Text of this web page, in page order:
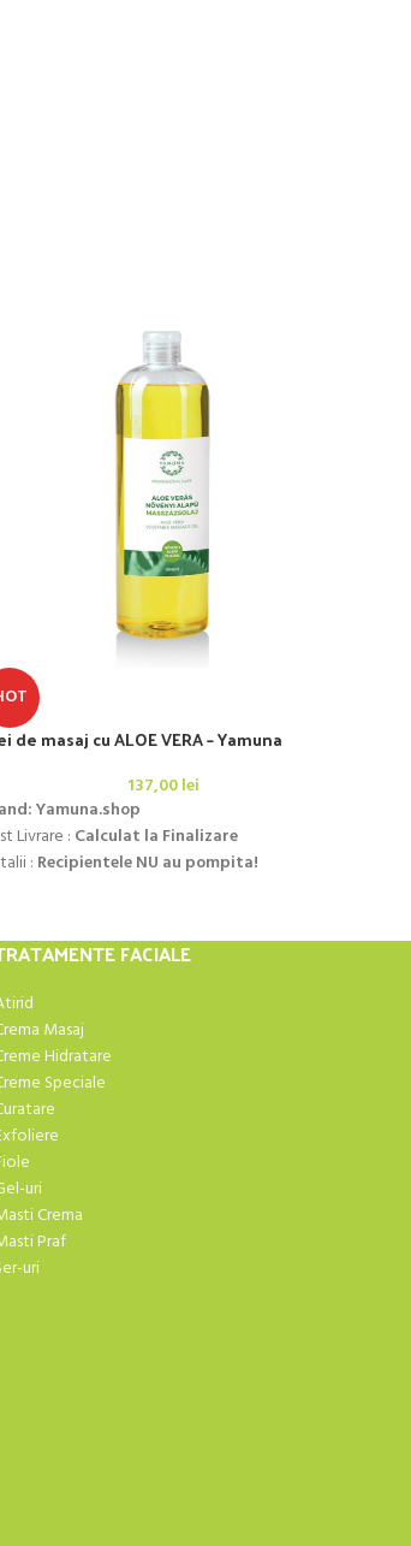
de masaj cu ALOE VERA – Yamuna
137,00lei
Yamuna.shop
Livrare : Calculat la Finalizare
: Recipientele NU au pompita!
FACIALE
Masaj
Hidratare
Speciale
uri
Crema
Praf
uri